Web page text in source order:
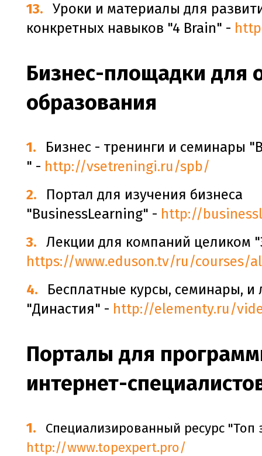
Уроки и материалы для
конкретных навыков "4 Brain" -
Бизнес-площадки для
образования
Бизнес - тренинги и семинары
" - http://vsetreningi.ru/spb/
Портал для изучения бизнеса
"BusinessLearning" - http://
Лекции для компаний целиком
https://www.eduson.tv/ru/courses/
Бесплатные курсы, семинары, и
"Династия" - http://elementy.ru/
Порталы для
интернет-
Специализированный ресурс "Топ
http://www.topexpert.pro/